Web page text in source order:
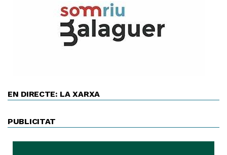
EN DIRECTE: LA XARXA
PUBLICITAT